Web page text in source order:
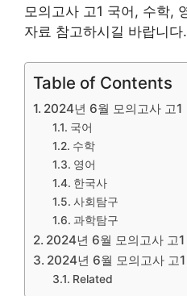
모의고사 고1 국어, 수학,
자료 참고하시길 바랍니다.
Table of Contents
2024년 6월 모의고사 고1
국어
수학
영어
한국사
사회탐구
과학탐구
2024년 6월 모의고사 고1
2024년 6월 모의고사 고1
Related